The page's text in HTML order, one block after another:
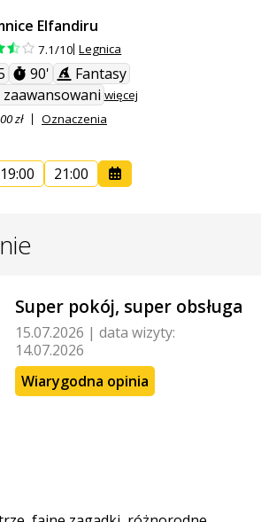
Elfandiru
7.1/10 Legnica
90'
Fantasy
zaawansowani więcej
zł
Oznaczenia
19:00 21:00
Super pokój, super obsługa
15.07.2026 | data wizyty:
14.07.2026
Wiarygodna opinia